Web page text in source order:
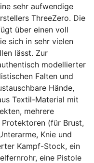
sehr aufwendige
ThreeZero. Die
über einen voll
sich in sehr vielen
lässt. Zur
modellierter
Falten und
Hände,
Textil-Material mit
mehrere
(für Brust,
Knie und
Kampf-Stock, ein
eine Pistole